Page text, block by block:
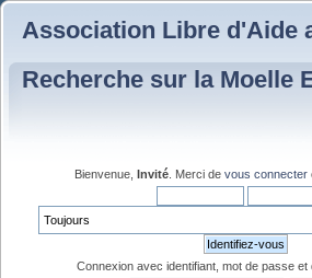
Association Libre d'Aide
Recherche sur la Moelle
Bienvenue, Invité . Merci de vous connecter
Connexion avec identifiant, mot de passe et